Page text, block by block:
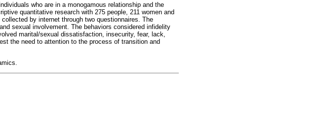
who are in a monogamous relationship and the
quantitative research with 275 people, 211 women and
by internet through two questionnaires. The
sexual involvement. The behaviors considered infidelity
marital/sexual dissatisfaction, insecurity, fear, lack,
the need to attention to the process of transition and